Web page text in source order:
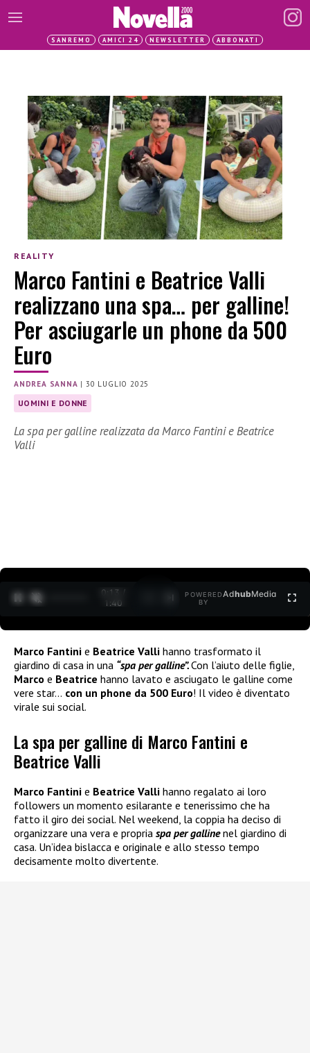
SANREMO AMICI 24 NEWSLETTER ABBONATI
REALITY
Marco Fantini e Beatrice Valli
realizzano una spa… per galline!
Per asciugarle un phone da 500
Euro
ANDREA SANNA |30 LUGLIO 2025
UOMINI E DONNE
La spa per galline realizzata da Marco Fantini e Beatrice
Valli
0:15 /
1:40
POWERED
BY
AdhubMedia
Marco Fantini e Beatrice Valli hanno trasformato il
giardino di casa in una “spa per galline”.Con l’aiuto delle figlie,
Marco e Beatrice hanno lavato e asciugato le galline come
vere star… con un phone da 500 Euro! Il video è diventato
virale sui social.
La spa per galline di Marco Fantini e
Beatrice Valli
Marco Fantini e Beatrice Valli hanno regalato ai loro
followers un momento esilarante e tenerissimo che ha
fatto il giro dei social. Nel weekend, la coppia ha deciso di
organizzare una vera e propria spa per gallinenel giardino di
casa. Un’idea bislacca e originale e allo stesso tempo
decisamente molto divertente.